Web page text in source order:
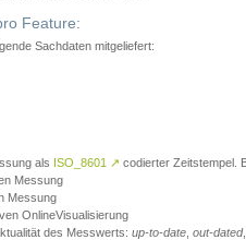
Feature:
Sachdaten mitgeliefert:
als ISO_8601 ↗ codierter Zeitstempel.
Messung
Messung
OnlineVisualisierung
des Messwerts: up-to-date out-dated,